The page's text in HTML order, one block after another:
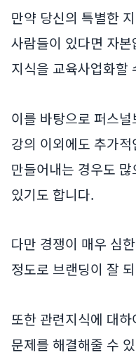
만약 당신의 특별한
사람들이 있다면 자
지식을 교육사업화할
이를 바탕으로 퍼스
강의 이외에도 추가
만들어내는 경우도
있기도 합니다.
다만 경쟁이 매우 심
정도로 브랜딩이 잘
또한 관련지식에 대
문제를 해결해줄 수